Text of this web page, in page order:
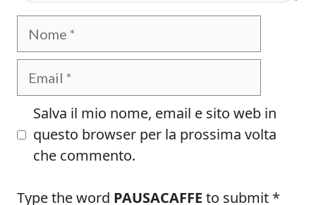
Nome
Email
Salva il mio nome, email e sito web in
questo browser per la prossima volta
che commento.
Type the word PAUSACAFFE to submit *